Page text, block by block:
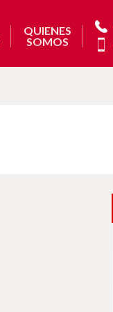
QUIENES
SOMOS